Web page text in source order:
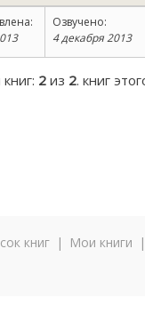
Озвучено:
4 декабря 2013
2 из 2. книг
книг | Мои книги |